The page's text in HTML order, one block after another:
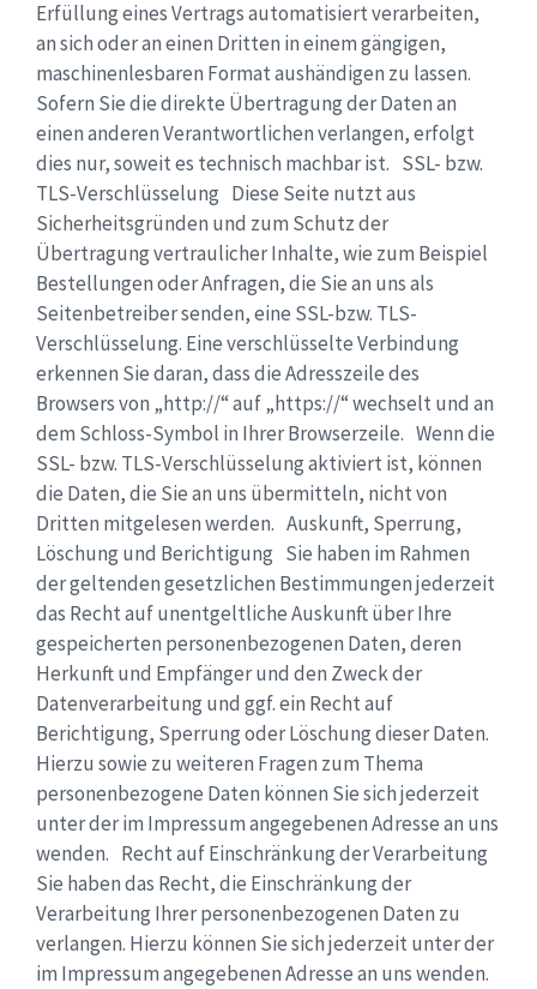
Erfüllung eines Vertrags automatisiert verarbeiten,
an sich oder an einen Dritten in einem gängigen,
maschinenlesbaren Format aushändigen zu lassen.
Sofern Sie die direkte Übertragung der Daten an
einen anderen Verantwortlichen verlangen, erfolgt
dies nur, soweit es technisch machbar ist. SSL- bzw.
TLS-Verschlüsselung Diese Seite nutzt aus
Sicherheitsgründen und zum Schutz der
Übertragung vertraulicher Inhalte, wie zum Beispiel
Bestellungen oder Anfragen, die Sie an uns als
Seitenbetreiber senden, eine SSL-bzw. TLS-
Verschlüsselung. Eine verschlüsselte Verbindung
erkennen Sie daran, dass die Adresszeile des
Browsers von „http://“ auf „https://“ wechselt und an
dem Schloss-Symbol in Ihrer Browserzeile. Wenn die
SSL- bzw. TLS-Verschlüsselung aktiviert ist, können
die Daten, die Sie an uns übermitteln, nicht von
Dritten mitgelesen werden. Auskunft, Sperrung,
Löschung und Berichtigung Sie haben im Rahmen
der geltenden gesetzlichen Bestimmungen jederzeit
das Recht auf unentgeltliche Auskunft über Ihre
gespeicherten personenbezogenen Daten, deren
Herkunft und Empfänger und den Zweck der
Datenverarbeitung und ggf. ein Recht auf
Berichtigung, Sperrung oder Löschung dieser Daten.
Hierzu sowie zu weiteren Fragen zum Thema
personenbezogene Daten können Sie sich jederzeit
unter der im Impressum angegebenen Adresse an uns
wenden. Recht auf Einschränkung der Verarbeitung
Sie haben das Recht, die Einschränkung der
Verarbeitung Ihrer personenbezogenen Daten zu
verlangen. Hierzu können Sie sich jederzeit unter der
im Impressum angegebenen Adresse an uns wenden.